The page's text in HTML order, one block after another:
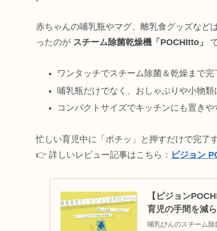
赤ちゃんの哺乳瓶やマグ、離乳食グッズなど
ったのが スチーム除菌乾燥機「POCHItto」
ワンタッチでスチーム除菌＆乾燥まで完
哺乳瓶だけでなく、おしゃぶりや小物類
コンパクトサイズでキッチンにも置きや
忙しい育児中に「ポチッ」と押すだけで完了
👉 詳しいレビュー記事はこちら： ピジョン
【ピジョン
育児の手間を減
哺乳びんのスチーム